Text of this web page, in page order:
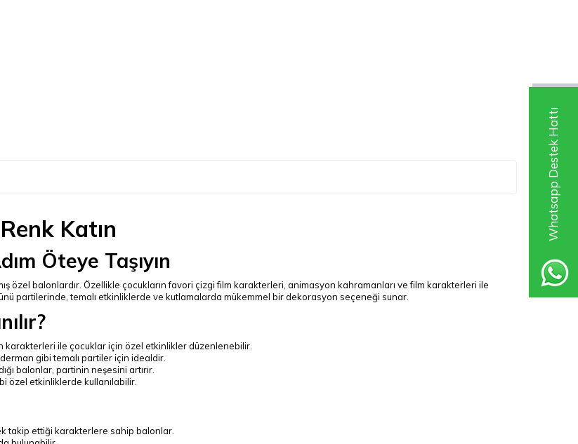
Whatsapp Destek Hattı
Katın
Öteye Taşıyın
özel balonlardır. Özellikle çocukların favori çizgi film karakterleri, animasyon kahramanları ve film karakterleri ile
partilerinde, temalı etkinliklerde ve kutlamalarda mükemmel bir dekorasyon seçeneği sunar.
karakterleri ile çocuklar için özel etkinlikler düzenlenebilir.
gibi temalı partiler için idealdir.
balonlar, partinin neşesini artırır.
özel etkinliklerde kullanılabilir.
takip ettiği karakterlere sahip balonlar.